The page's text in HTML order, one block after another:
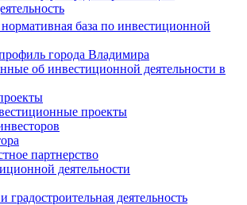
нормативная база по инвестиционной
города Владимира
об инвестиционной деятельности в
проекты
партнерство
деятельности
градостроительная деятельность